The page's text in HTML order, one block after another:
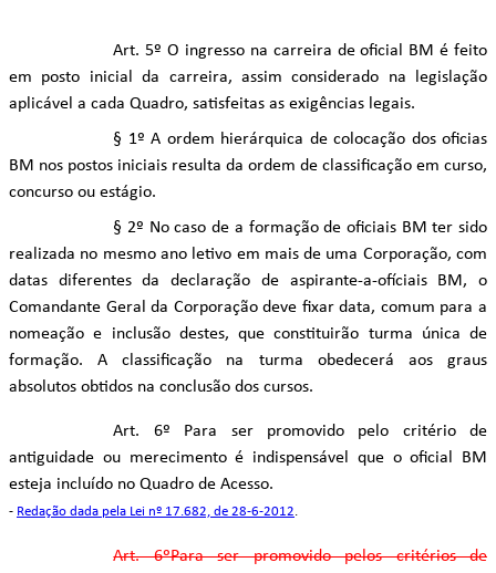
Art. 5º O ingresso na carreira de oficial BM é feito
em posto inicial da carreira, assim considerado na legislação
aplicável a cada Quadro, satisfeitas as exigências legais.
§ 1º A ordem hierárquica de colocação dos oficias
BM nos postos iniciais resulta da ordem de classificação em curso,
concurso ou estágio.
§ 2º No caso de a formação de oficiais BM ter sido
realizada no mesmo ano letivo em mais de uma Corporação, com
datas diferentes da declaração de aspirante-a-ofíciais BM, o
Comandante Geral da Corporação deve fixar data, comum para a
nomeação e inclusão destes, que constituirão turma única de
formação. A classificação na turma obedecerá aos graus
absolutos obtidos na conclusão dos cursos.
Art. 6º Para ser promovido pelo critério de
antiguidade ou merecimento é indispensável que o oficial BM
esteja incluído no Quadro de Acesso.
- Redação dada pela Lei nº 17.682, de 28-6-2012.
Art. 6ºPara ser promovido pelos critérios de